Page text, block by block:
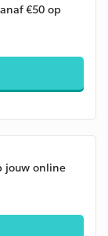
€50 op
jouw online